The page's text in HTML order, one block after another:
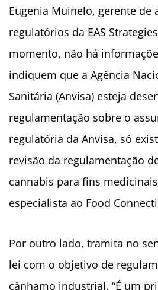
Eugenia Muinelo, gerente de
regulatórios da EAS
momento, não há
indiquem que a Agência
Sanitária (Anvisa) esteja
regulamentação sobre o
regulatória da Anvisa, só
revisão da regulamentação
cannabis para fins
especialista ao Food
Por outro lado, tramita no
lei com o objetivo de
cânhamo industrial. “É um